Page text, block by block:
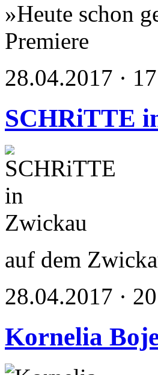
»Heute schon
Premiere
28.04.2017 ·
SCHRiTTE
auf dem
28.04.2017 ·
Kornelia